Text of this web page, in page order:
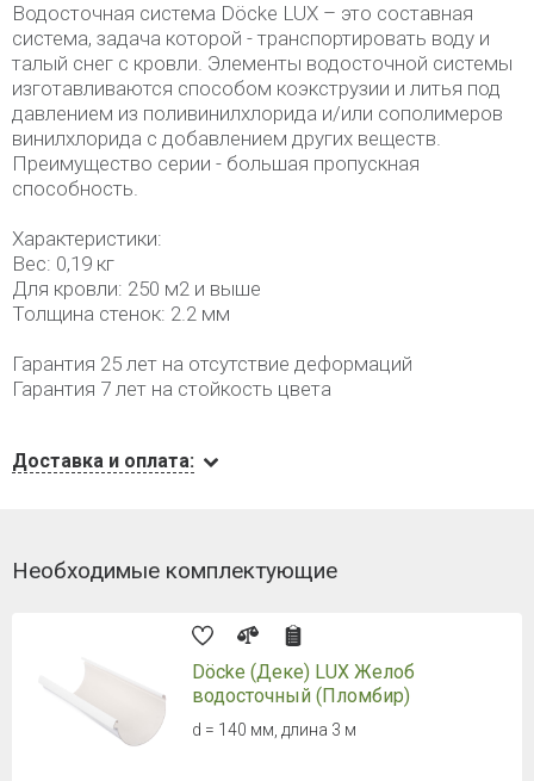
Водосточная система Döcke LUX – это составная
система, задача которой - транспортировать воду и
талый снег с кровли. Элементы водосточной системы
изготавливаются способом коэкструзии и литья под
давлением из поливинилхлорида и/или сополимеров
винилхлорида с добавлением других веществ.
Преимущество серии - большая пропускная
способность.
Характеристики:
Вес: 0,19 кг
Для кровли: 250 м2 и выше
Толщина стенок: 2.2 мм
Гарантия 25 лет на отсутствие деформаций
Гарантия 7 лет на стойкость цвета
Доставка и оплата:
Необходимые комплектующие
Döcke (Деке) LUX Желоб
водосточный (Пломбир)
d = 140 мм, длина 3 м